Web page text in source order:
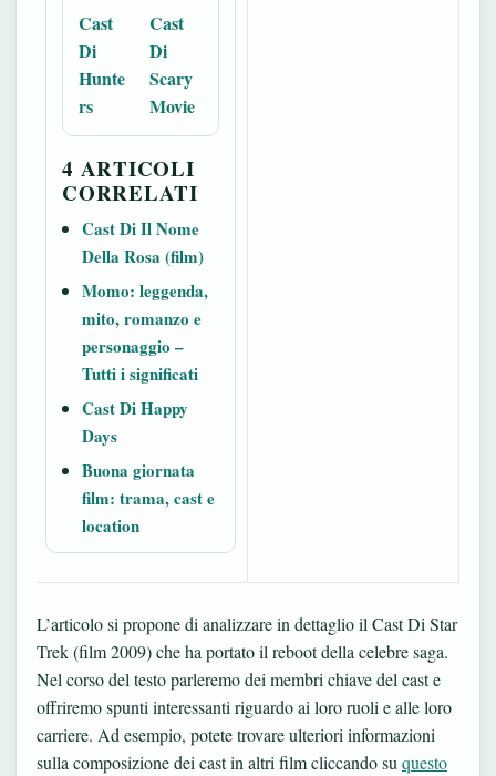
Cast
Di
Hunte
rs
Cast
Di
Scary
Movie
4 ARTICOLI
CORRELATI
Cast Di Il Nome
Della Rosa (film)
Momo: leggenda,
mito, romanzo e
personaggio –
Tutti i significati
Cast Di Happy
Days
Buona giornata
film: trama, cast e
location
L’articolo si propone di analizzare in dettaglio il Cast Di Star
Trek (film 2009) che ha portato il reboot della celebre saga.
Nel corso del testo parleremo dei membri chiave del cast e
offriremo spunti interessanti riguardo ai loro ruoli e alle loro
carriere. Ad esempio, potete trovare ulteriori informazioni
sulla composizione dei cast in altri film cliccando su questo